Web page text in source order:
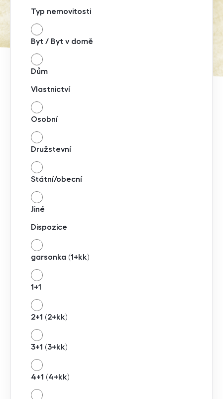
Typ nemovitosti
Byt / Byt v domě
Dům
Vlastnictví
Osobní
Družstevní
Státní/obecní
Jiné
Dispozice
garsonka (1+kk)
1+1
2+1 (2+kk)
3+1 (3+kk)
4+1 (4+kk)